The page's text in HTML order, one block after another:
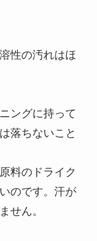
性の汚れはほ
ングに持って
落ちないこと
料のドライク
のです。汗が
せん。